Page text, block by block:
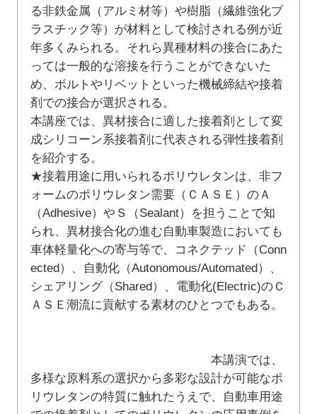
る非鉄金属（アルミ材等）や樹脂（繊維強化プ
ラスチック等）が材料として検討される例が近
年多くみられる。それら異種材料の接合にあた
っては一般的な溶接を行うことができないた
め、ボルトやリベットといった機械締結や接着
剤での接合が選択される。
本講座では、異材接合に適した接着剤として変
成シリコーン系接着剤に代表される弾性接着剤
を紹介する。
★接着用途に用いられるポリウレタンは、非フ
ォームのポリウレタン需要（ＣＡＳＥ）のＡ
（Adhesive）やＳ（Sealant）を担うことで知
られ、異材接合化の進む自動車製造においても
車体軽量化への寄与等で、コネクテッド（Conn
ected）、自動化（Autonomous/Automated）、
シェアリング（Shared）、電動化(Electric)のＣ
ＡＳＥ潮流に貢献する素材のひとつでもある。
本講演では、
多様な原料系の選択から多彩な設計が可能なポ
リウレタンの特質に触れたうえで、自動車用途